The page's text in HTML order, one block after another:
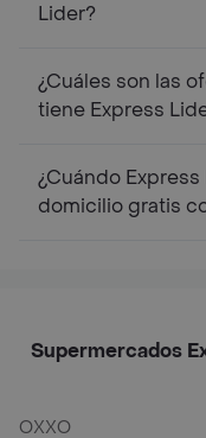
Lider?
¿Cuáles son las
tiene Express
¿Cuándo
domicilio gratis
Supermercados
OXXO